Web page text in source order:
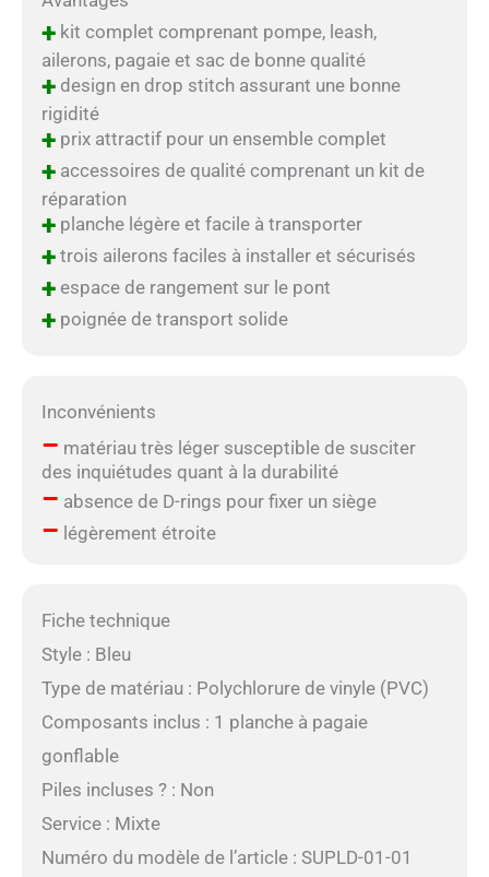
+kit complet comprenant pompe, leash,
ailerons, pagaie et sac de bonne qualité
+design en drop stitch assurant une bonne
rigidité
+prix attractif pour un ensemble complet
+accessoires de qualité comprenant un kit de
réparation
+planche légère et facile à transporter
+trois ailerons faciles à installer et sécurisés
+espace de rangement sur le pont
+poignée de transport solide
Inconvénients
– matériau très léger susceptible de susciter
des inquiétudes quant à la durabilité
– absence de D-rings pour fixer un siège
– légèrement étroite
Fiche technique
Style : Bleu
Type de matériau : Polychlorure de vinyle (PVC)
Composants inclus : 1 planche à pagaie
gonflable
Piles incluses ? : Non
Service : Mixte
Numéro du modèle de l’article : SUPLD-01-01